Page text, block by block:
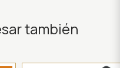
también